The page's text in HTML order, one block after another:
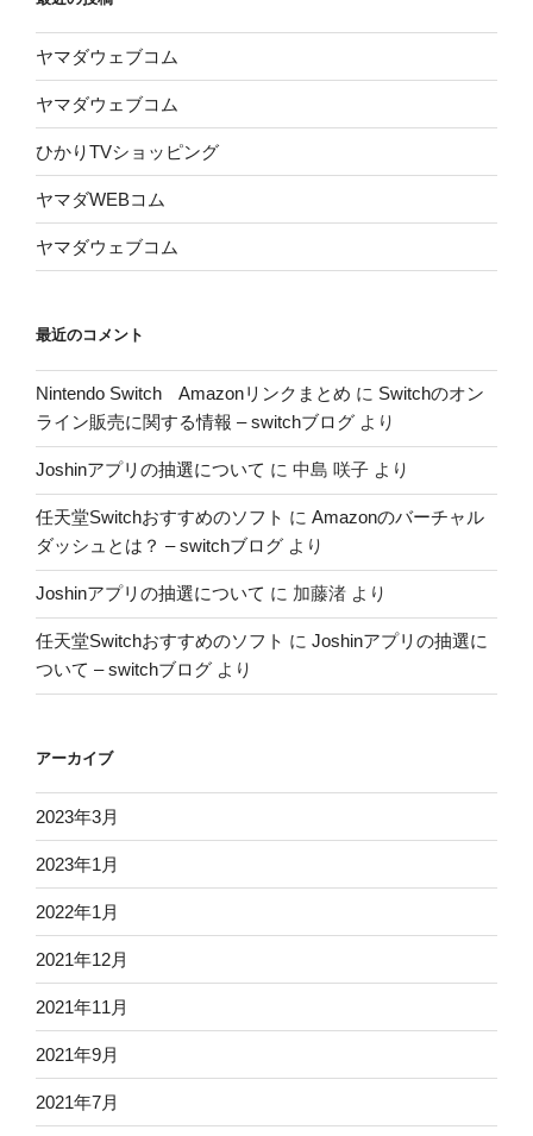
ヤマダウェブコム
ヤマダウェブコム
ひかりTVショッピング
ヤマダWEBコム
ヤマダウェブコム
最近のコメント
Nintendo Switch Amazonリンクまとめ に Switchのオン
ライン販売に関する情報 – switchブログ より
Joshinアプリの抽選について に 中島 咲子 より
任天堂Switchおすすめのソフト に Amazonのバーチャル
ダッシュとは？ – switchブログ より
Joshinアプリの抽選について に 加藤渚 より
任天堂Switchおすすめのソフト に Joshinアプリの抽選に
ついて – switchブログ より
アーカイブ
2023年3月
2023年1月
2022年1月
2021年12月
2021年11月
2021年9月
2021年7月